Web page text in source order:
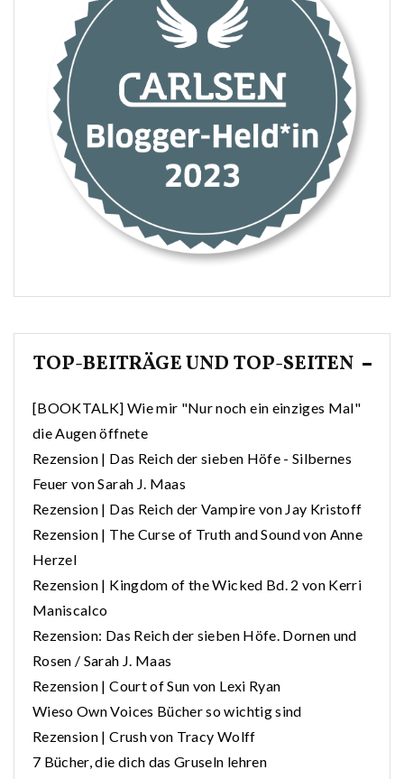
TOP-BEITRÄGE UND TOP-SEITEN
[BOOKTALK] Wie mir "Nur noch ein einziges Mal"
die Augen öffnete
Rezension | Das Reich der sieben Höfe - Silbernes
Feuer von Sarah J. Maas
Rezension | Das Reich der Vampire von Jay Kristoff
Rezension | The Curse of Truth and Sound von Anne
Herzel
Rezension | Kingdom of the Wicked Bd. 2 von Kerri
Maniscalco
Rezension: Das Reich der sieben Höfe. Dornen und
Rosen / Sarah J. Maas
Rezension | Court of Sun von Lexi Ryan
Wieso Own Voices Bücher so wichtig sind
Rezension | Crush von Tracy Wolff
7 Bücher, die dich das Gruseln lehren